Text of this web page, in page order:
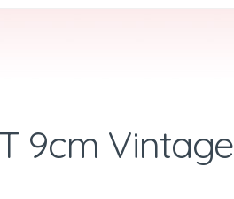
9cm Vintage